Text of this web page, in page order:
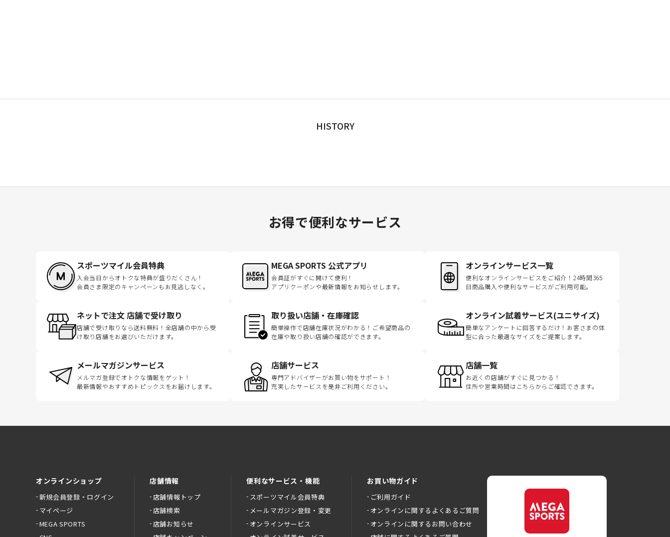
HISTORY
お得で便利なサービス
スポーツマイル会員特典
入会当日からオトクな特典が盛りだくさん！
会員さま限定のキャンペーンもお見逃しなく。
MEGA SPORTS 公式アプリ
会員証がすぐに開けて便利！
アプリクーポンや最新情報をお知らせします。
オンラインサービス一覧
便利なオンラインサービスをご紹介！24時間365
日商品購入や便利なサービスがご利用可能。
ネットで注文 店舗で受け取り
店舗で受け取りなら送料無料！全店舗の中から受
け取り店舗をお選びいただけます。
取り扱い店舗・在庫確認
簡単操作で店舗在庫状況がわかる！ご希望商品の
在庫や取り扱い店舗の確認ができます。
オンライン試着サービス(ユニサイズ)
簡単なアンケートに回答するだけ！お客さまの体
型に合った最適なサイズをご提案します。
メールマガジンサービス
メルマガ登録でオトクな情報をゲット！
最新情報やおすすめトピックスをお届けします。
店舗サービス
専門アドバイザーがお買い物をサポート！
充実したサービスを是非ご利用ください。
店舗一覧
お近くの店舗がすぐに見つかる！
住所や営業時間はこちらからご確認できます。
オンラインショップ
新規会員登録・ログイン
マイページ
MEGA SPORTS
店舗情報
店舗情報トップ
店舗検索
店舗お知らせ
便利なサービス・機能
スポーツマイル会員特典
メールマガジン登録・変更
オンラインサービス
お買い物ガイド
ご利用ガイド
オンラインに関するよくあるご質問
オンラインに関するお問い合わせ